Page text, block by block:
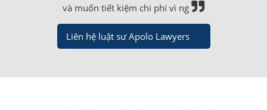
và muốn tiết kiệm chi phí vì ng
Liên hệ luật sư Apolo Lawyers